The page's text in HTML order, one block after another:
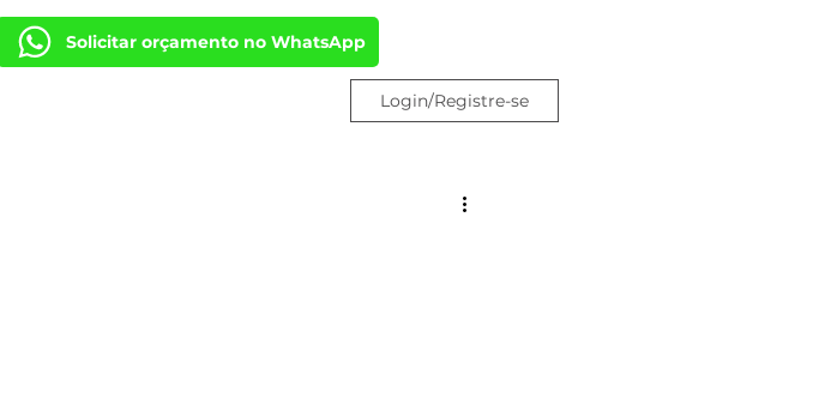
Solicitar orçamento no WhatsApp
Login/Registre-se